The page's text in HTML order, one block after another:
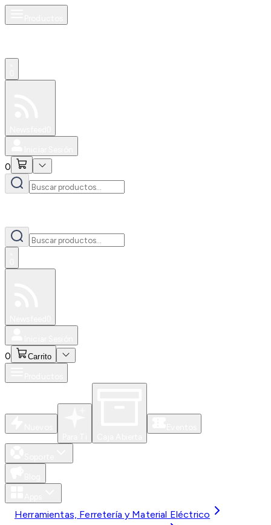
0
0 Carrito
Herramientas, Ferretería y Material Eléctrico